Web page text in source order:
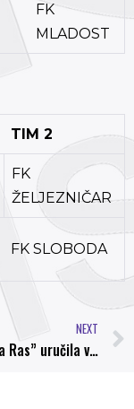
FK
MLADOST
TIM 2
FK
ŽELJEZNIČAR
FK SLOBODA
NEXT
FOTO: “Alma Ras” uručila vrijednu donaciju u opremi Nogometnom klubu “Bosna” Visoko